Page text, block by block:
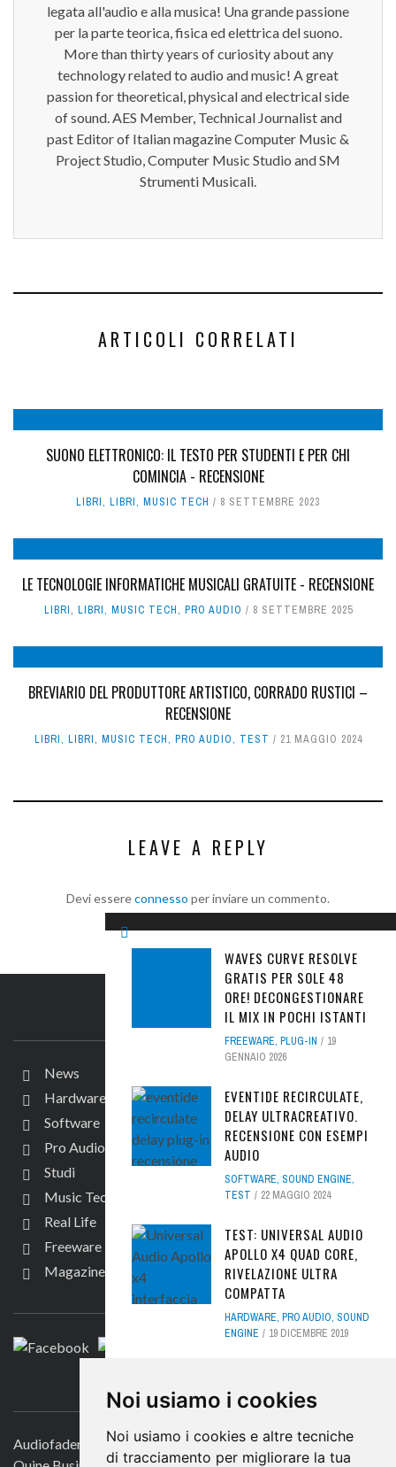
Noi usiamo i cookies
Noi usiamo i cookies e altre tecniche
di tracciamento per migliorare la tua
legata all'audio e alla musica! Una grande passione
per la parte teorica, fisica ed elettrica del suono.
More than thirty years of curiosity about any
technology related to audio and music! A great
passion for theoretical, physical and electrical side
of sound. AES Member, Technical Journalist and
past Editor of Italian magazine Computer Music &
Project Studio, Computer Music Studio and SM
Strumenti Musicali.
ARTICOLI CORRELATI
SUONO ELETTRONICO: IL TESTO PER STUDENTI E PER CHI
COMINCIA - RECENSIONE
LIBRI, LIBRI, MUSIC TECH 8 SETTEMBRE 2023
LE TECNOLOGIE INFORMATICHE MUSICALI GRATUITE - RECENSIONE
LIBRI, LIBRI, MUSIC TECH, PRO AUDIO 8 SETTEMBRE 2025
BREVIARIO DEL PRODUTTORE ARTISTICO, CORRADO RUSTICI –
RECENSIONE
LIBRI, LIBRI, MUSIC TECH, PRO AUDIO, TEST 21 MAGGIO 2024
LEAVE A REPLY
Devi essereconnesso per inviare un commento.
WAVES CURVE RESOLVE
GRATIS PER SOLE 48
ORE! DECONGESTIONARE
IL MIX IN POCHI ISTANTI
FREEWARE, PLUG-IN
19
GENNAIO 2026
EVENTIDE RECIRCULATE,
DELAY ULTRACREATIVO.
RECENSIONE CON ESEMPI
AUDIO
SOFTWARE, SOUND ENGINE,
TEST
22 MAGGIO 2024
TEST: UNIVERSAL AUDIO
APOLLO X4 QUAD CORE,
RIVELAZIONE ULTRA
COMPATTA
HARDWARE, PRO AUDIO, SOUND
ENGINE
19 DICEMBRE 2019
AUDIOFADER REGALANO
IL MASTERING ONLINE
FREEWARE,PLUG-IN
29
NOVEMBRE 2025
IL SITO
News
Hardware
Software
Pro Audio
Studi
Music Tech
Real Life
Freeware
Magazine
SEGUICI
CONTATTACI
Audiofader.com